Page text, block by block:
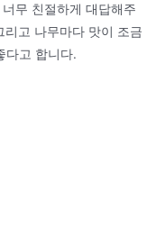
무 친절하게 대답해주
고 나무마다 맛이 조금
다고 합니다.